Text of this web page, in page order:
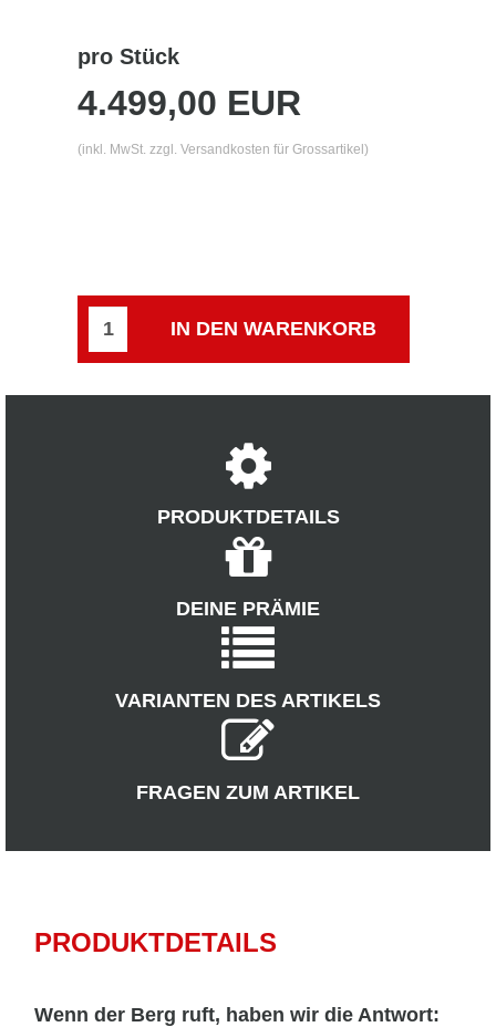
pro Stück
4.499,00 EUR
(inkl. MwSt. zzgl. Versandkosten für Grossartikel)
IN DEN WARENKORB
PRODUKTDETAILS
DEINE PRÄMIE
VARIANTEN DES ARTIKELS
FRAGEN ZUM ARTIKEL
PRODUKTDETAILS
Wenn der Berg ruft, haben wir die Antwort: